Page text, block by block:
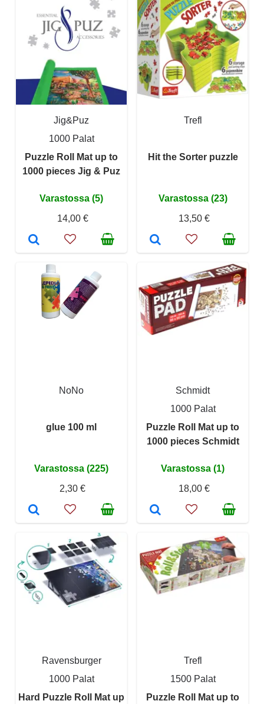
Jig&Puz
1000 Palat
Puzzle Roll Mat up to
1000 pieces Jig & Puz
Varastossa (5)
14,00 €
Trefl
Hit the Sorter puzzle
Varastossa (23)
13,50 €
NoNo
glue 100 ml
Varastossa (225)
2,30 €
Schmidt
1000 Palat
Puzzle Roll Mat up to
1000 pieces Schmidt
Varastossa (1)
18,00 €
Ravensburger
1000 Palat
Hard Puzzle Roll Mat up
Trefl
1500 Palat
Puzzle Roll Mat up to